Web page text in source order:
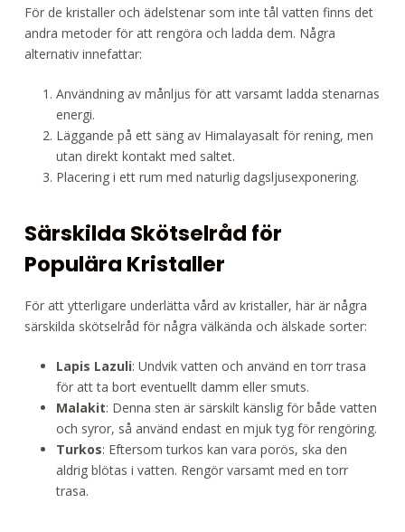
För de kristaller och ädelstenar som inte tål vatten finns det
andra metoder för att rengöra och ladda dem. Några
alternativ innefattar:
Användning av månljus för att varsamt ladda stenarnas
energi.
Läggande på ett säng av Himalayasalt för rening, men
utan direkt kontakt med saltet.
Placering i ett rum med naturlig dagsljusexponering.
Särskilda Skötselråd för
Populära Kristaller
För att ytterligare underlätta vård av kristaller, här är några
särskilda skötselråd för några välkända och älskade sorter:
Lapis Lazuli: Undvik vatten och använd en torr trasa
för att ta bort eventuellt damm eller smuts.
Malakit: Denna sten är särskilt känslig för både vatten
och syror, så använd endast en mjuk tyg för rengöring.
Turkos: Eftersom turkos kan vara porös, ska den
aldrig blötas i vatten. Rengör varsamt med en torr
trasa.